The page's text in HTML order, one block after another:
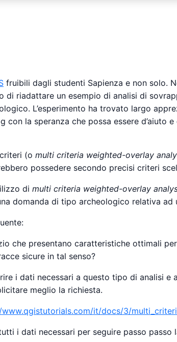
fruibili dagli studenti Sapienza e non solo.
di riadattare un esempio di analisi di
L’esperimento ha trovato largo
la speranza che possa essere d’aiuto
(o multi criteria weighted-overlay
possedere secondo precisi criteri
di multi criteria weighted-overlay
domanda di tipo archeologico relativa
che presentano caratteristiche ottimali
sicure in tal senso?
i dati necessari a questo tipo di analisi e
meglio la richiesta.
it/docs/3/
i dati necessari per seguire passo passo